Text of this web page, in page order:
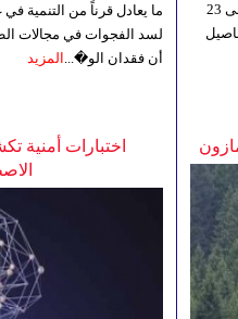
ما يعادل قرناً من
لسد الفجوات في مجالات
أن فقدان الو�... المزيد
فضل شاكر، التي كانت مقرر عقدها في 5 أغسطس/آب الجاري، إلى 23
اختبارات أمنية